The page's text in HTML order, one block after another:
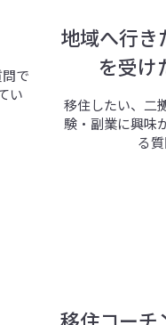
で
い
地域へ行き
を受け
移住したい、二
験・副業に興味
る質